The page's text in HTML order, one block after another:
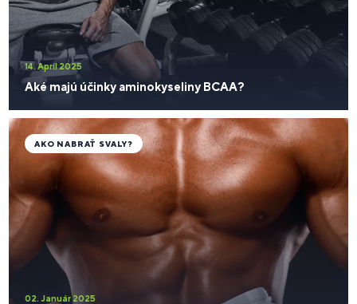
14. Apríl 2025
Aké majú účinky aminokyseliny BCAA?
02. Január 2025
AKO NABRAŤ SVALY?